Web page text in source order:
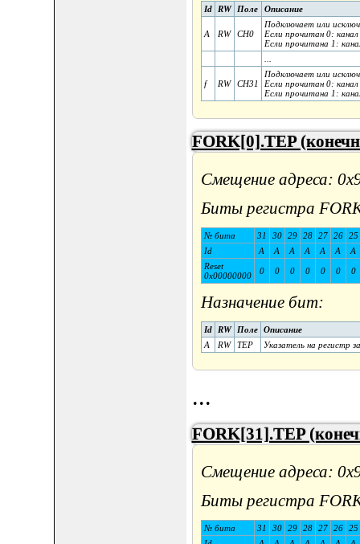
Id RW Поле Описание
A RW CH0
Подключает или
Если прочитан 0:
Если прочитана 1:
f RW CH31
Подключает или
Если прочитан 0:
Если прочитана 1:
FORK[0].TEP
Смещение адреса:
Биты регистра
№ бита 31 30 29 28 27 26
25
Id
A A A A A A
A
Reset
0x00000000
0 0 0 0 0 0 0
Назначение бит:
Id RW Поле
Описание
A
RW TEP Указатель на регистр
...
FORK[31].TEP
Смещение адреса:
Биты регистра
№ бита 31 30 29 28 27 26
25